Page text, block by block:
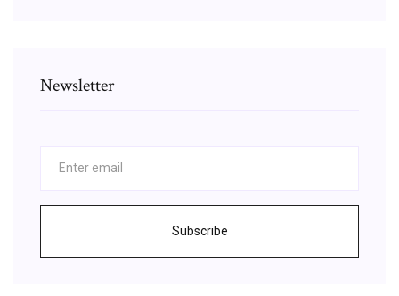
Newsletter
Subscribe